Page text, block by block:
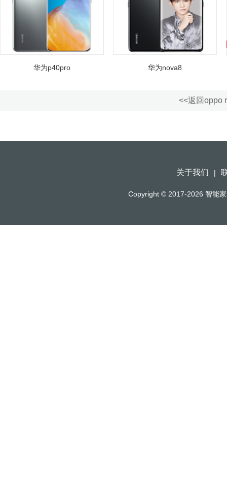
华为p40pro 华为nova8
<<返回oppo
关于我们 |
Copyright © 2017-2026 智能